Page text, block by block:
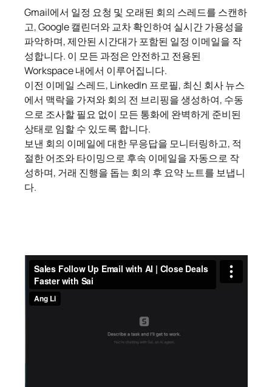
Gmail에서 일정 요청 및 오래된 회의 스레드를 스캔하
고, Google 캘린더와 교차 확인하여 실시간 가용성을
파악하며, 제안된 시간대가 포함된 일정 이메일을 작
성합니다. 이 모든 과정은 안전하고 전용된
Workspace 내에서 이루어집니다.
이전 이메일 스레드, LinkedIn 프로필, 최신 회사 뉴스
에서 맥락을 가져와 회의 전 브리핑을 생성하여, 수동
으로 조사할 필요 없이 모든 통화에 완벽하게 준비된
상태로 임할 수 있도록 합니다.
보낸 회의 이메일에 대한 무응답을 모니터링하고, 적
절한 어조와 타이밍으로 후속 이메일을 자동으로 작
성하며, 거래 진행을 돕는 회의 후 요약 노트를 보냅니
다.